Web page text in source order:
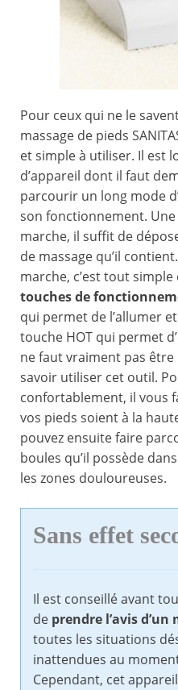
Pour ceux qui ne le
massage de pieds
et simple à utiliser. Il est
d’appareil dont il faut
parcourir un long mode
son fonctionnement. Une
marche, il suffit de
de massage qu’il
marche, c’est tout simple
touches de
qui permet de l’allumer
touche HOT qui permet
ne faut vraiment pas
savoir utiliser cet outil.
confortablement, il vous
vos pieds soient à la
pouvez ensuite faire
boules qu’il possède
les zones douloureuses.
Sans effet
Il est conseillé avant
de prendre l’avis d’un
toutes les situations
inattendues au
Cependant, cet